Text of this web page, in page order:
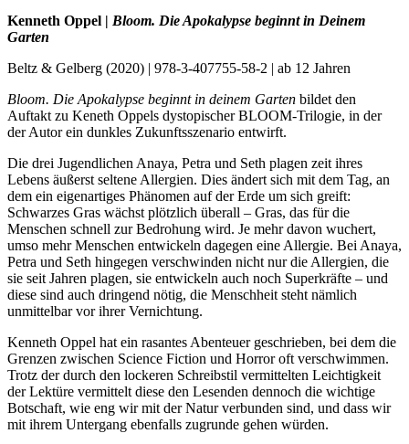
Kenneth Oppel | Bloom. Die Apokalypse beginnt in Deinem
Garten
Beltz & Gelberg (2020) | 978-3-407755-58-2 | ab 12 Jahren
Bloom. Die Apokalypse beginnt in deinem Garten bildet den
Auftakt zu Keneth Oppels dystopischer BLOOM-Trilogie, in der
der Autor ein dunkles Zukunftsszenario entwirft.
Die drei Jugendlichen Anaya, Petra und Seth plagen zeit ihres
Lebens äußerst seltene Allergien. Dies ändert sich mit dem Tag, an
dem ein eigenartiges Phänomen auf der Erde um sich greift:
Schwarzes Gras wächst plötzlich überall – Gras, das für die
Menschen schnell zur Bedrohung wird. Je mehr davon wuchert,
umso mehr Menschen entwickeln dagegen eine Allergie. Bei Anaya,
Petra und Seth hingegen verschwinden nicht nur die Allergien, die
sie seit Jahren plagen, sie entwickeln auch noch Superkräfte – und
diese sind auch dringend nötig, die Menschheit steht nämlich
unmittelbar vor ihrer Vernichtung.
Kenneth Oppel hat ein rasantes Abenteuer geschrieben, bei dem die
Grenzen zwischen Science Fiction und Horror oft verschwimmen.
Trotz der durch den lockeren Schreibstil vermittelten Leichtigkeit
der Lektüre vermittelt diese den Lesenden dennoch die wichtige
Botschaft, wie eng wir mit der Natur verbunden sind, und dass wir
mit ihrem Untergang ebenfalls zugrunde gehen würden.